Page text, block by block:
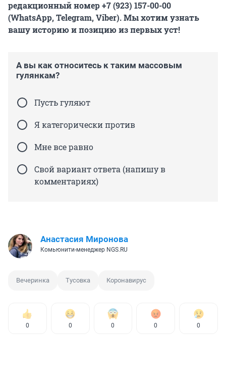
редакционный номер +7 (923) 157-00-00
(WhatsApp, Telegram, Viber). Мы хотим узнать
вашу историю и позицию из первых уст!
А вы как относитесь к таким массовым
гулянкам?
Пусть гуляют
Я категорически против
Мне все равно
Свой вариант ответа (напишу в
комментариях)
Анастасия Миронова
Комьюнити-менеджер NGS.RU
Вечеринка Тусовка Коронавирус
0 0 0 0 0